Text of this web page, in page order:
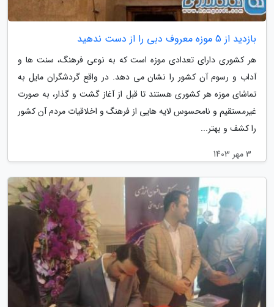
بازدید از 5 موزه معروف دبی را از دست ندهید
هر کشوری دارای تعدادی موزه است که به نوعی فرهنگ، سنت ها و
آداب و رسوم آن کشور را نشان می دهد. در واقع گردشگران مایل به
تماشای موزه هر کشوری هستند تا قبل از آغاز گشت و گذار، به صورت
غیرمستقیم و نامحسوس لایه هایی از فرهنگ و اخلاقیات مردم آن کشور
را کشف و بهتر...
3 مهر 1403